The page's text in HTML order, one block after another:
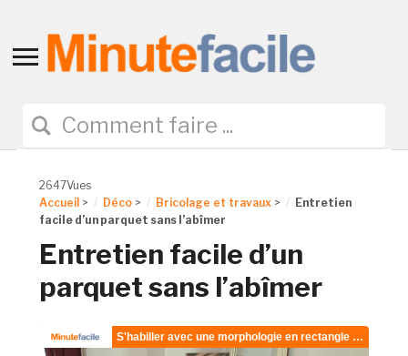
Toggle
navigation
2647Vues
Accueil > Déco > Bricolage et travaux >
Entretien
facile d’un parquet sans l’abîmer
Entretien facile d’un
parquet sans l’abîmer